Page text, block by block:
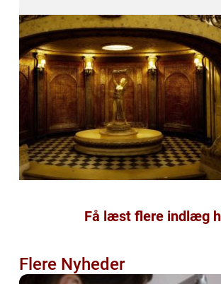
Få læst flere indlæg
Flere Nyheder